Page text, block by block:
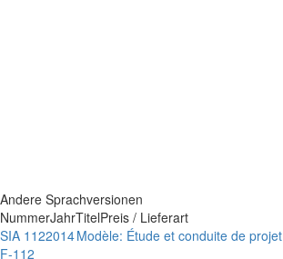
Andere Sprachversionen
NummerJahrTitelPreis / Lieferart
SIA 112
F-112
2014Modèle: Étude et conduite de projet